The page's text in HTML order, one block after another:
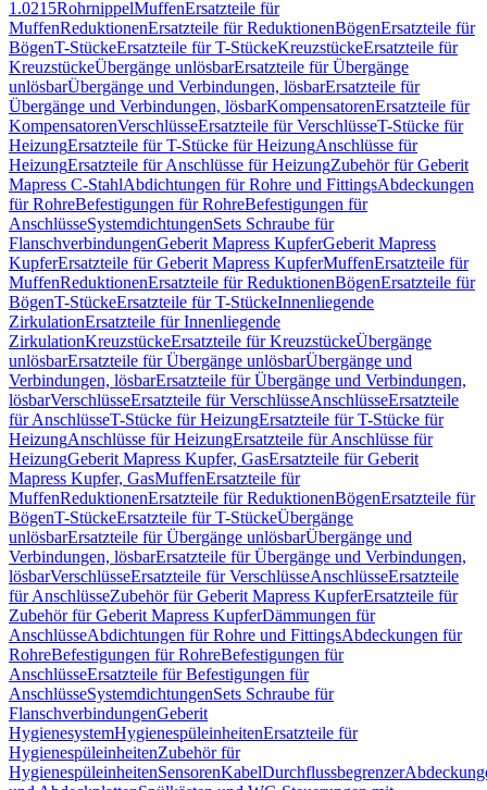
1.0215RohrnippelMuffenErsatzteile für
MuffenReduktionenErsatzteile für ReduktionenBögenErsatzteile für
BögenT-StückeErsatzteile für T-StückeKreuzstückeErsatzteile für
KreuzstückeÜbergänge unlösbarErsatzteile für Übergänge
unlösbarÜbergänge und Verbindungen, lösbarErsatzteile für
Übergänge und Verbindungen, lösbarKompensatorenErsatzteile für
KompensatorenVerschlüsseErsatzteile für VerschlüsseT-Stücke für
HeizungErsatzteile für T-Stücke für HeizungAnschlüsse für
HeizungErsatzteile für Anschlüsse für HeizungZubehör für Geberit
Mapress C-StahlAbdichtungen für Rohre und FittingsAbdeckungen
für RohreBefestigungen für RohreBefestigungen für
AnschlüsseSystemdichtungenSets Schraube für
FlanschverbindungenGeberit Mapress KupferGeberit Mapress
KupferErsatzteile für Geberit Mapress KupferMuffenErsatzteile für
MuffenReduktionenErsatzteile für ReduktionenBögenErsatzteile für
BögenT-StückeErsatzteile für T-StückeInnenliegende
ZirkulationErsatzteile für Innenliegende
ZirkulationKreuzstückeErsatzteile für KreuzstückeÜbergänge
unlösbarErsatzteile für Übergänge unlösbarÜbergänge und
Verbindungen, lösbarErsatzteile für Übergänge und Verbindungen,
lösbarVerschlüsseErsatzteile für VerschlüsseAnschlüsseErsatzteile
für AnschlüsseT-Stücke für HeizungErsatzteile für T-Stücke für
HeizungAnschlüsse für HeizungErsatzteile für Anschlüsse für
HeizungGeberit Mapress Kupfer, GasErsatzteile für Geberit
Mapress Kupfer, GasMuffenErsatzteile für
MuffenReduktionenErsatzteile für ReduktionenBögenErsatzteile für
BögenT-StückeErsatzteile für T-StückeÜbergänge
unlösbarErsatzteile für Übergänge unlösbarÜbergänge und
Verbindungen, lösbarErsatzteile für Übergänge und Verbindungen,
lösbarVerschlüsseErsatzteile für VerschlüsseAnschlüsseErsatzteile
für AnschlüsseZubehör für Geberit Mapress KupferErsatzteile für
Zubehör für Geberit Mapress KupferDämmungen für
AnschlüsseAbdichtungen für Rohre und FittingsAbdeckungen für
RohreBefestigungen für RohreBefestigungen für
AnschlüsseErsatzteile für Befestigungen für
AnschlüsseSystemdichtungenSets Schraube für
FlanschverbindungenGeberit
HygienesystemHygienespüleinheitenErsatzteile für
HygienespüleinheitenZubehör für
HygienespüleinheitenSensorenKabelDurchflussbegrenzer